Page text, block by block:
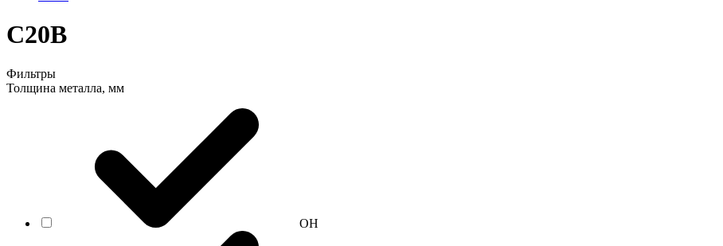
C20B
Фильтры
Толщина металла, мм
ОН